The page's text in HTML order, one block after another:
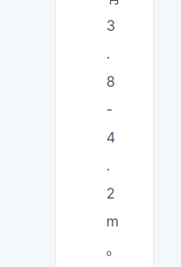
3
.
8
-
4
.
2
m
。